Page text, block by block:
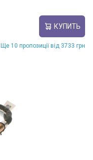
КУПИТЬ
Ще 10 пропозиції від 3733 грн